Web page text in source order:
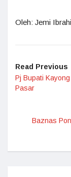
Oleh: Jemi
Read Previous
Pj Bupati
Pasar
Baznas